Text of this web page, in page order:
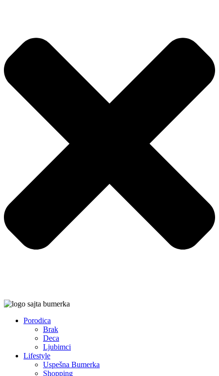
Porodica
Brak
Deca
Ljubimci
Lifestyle
Uspešna Bumerka
Shopping